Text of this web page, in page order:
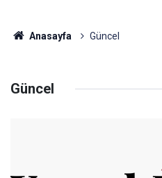
Anasayfa Güncel
Güncel